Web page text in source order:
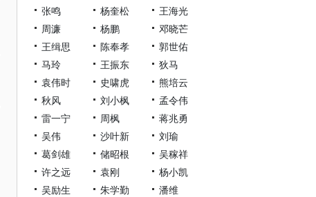
张鸣
杨奎松
王海光
周濂
杨鹏
邓晓芒
王缉思
陈奉孝
郭世佑
马玲
王振东
狄马
袁伟时
史啸虎
熊培云
秋风
刘小枫
孟令伟
雷一宁
周枫
蒋兆勇
吴伟
沙叶新
刘瑜
葛剑雄
储昭根
吴稼祥
许之远
袁刚
杨小凯
吴励生
朱学勤
潘维